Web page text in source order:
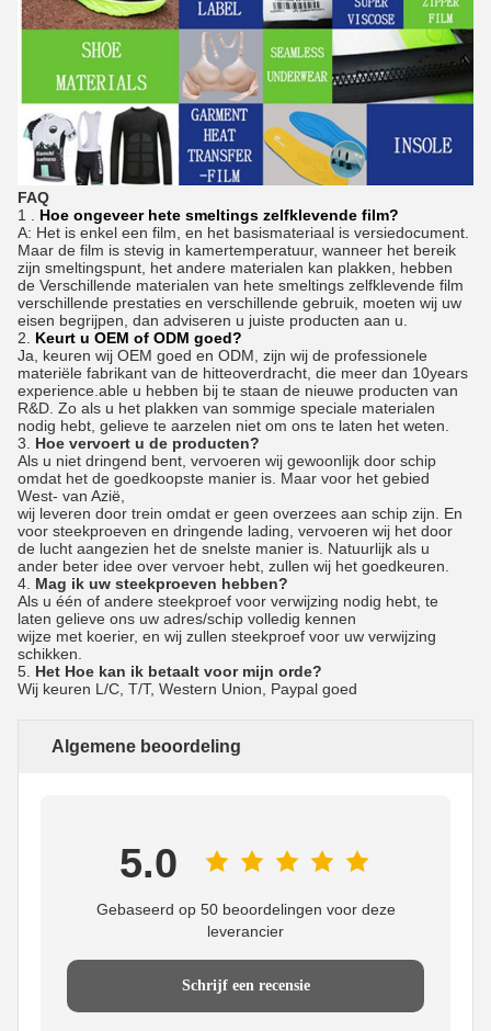
FAQ
1 . Hoe ongeveer hete smeltings zelfklevende film?
A: Het is enkel een film, en het basismateriaal is versiedocument.
Maar de film is stevig in kamertemperatuur, wanneer het bereik
zijn smeltingspunt, het andere materialen kan plakken, hebben
de Verschillende materialen van hete smeltings zelfklevende film
verschillende prestaties en verschillende gebruik, moeten wij uw
eisen begrijpen, dan adviseren u juiste producten aan u.
2. Keurt u OEM of ODM goed?
Ja, keuren wij OEM goed en ODM, zijn wij de professionele
materiële fabrikant van de hitteoverdracht, die meer dan 10years
experience.able u hebben bij te staan de nieuwe producten van
R&D. Zo als u het plakken van sommige speciale materialen
nodig hebt, gelieve te aarzelen niet om ons te laten het weten.
3. Hoe vervoert u de producten?
Als u niet dringend bent, vervoeren wij gewoonlijk door schip
omdat het de goedkoopste manier is. Maar voor het gebied
West- van Azië,
wij leveren door trein omdat er geen overzees aan schip zijn. En
voor steekproeven en dringende lading, vervoeren wij het door
de lucht aangezien het de snelste manier is. Natuurlijk als u
ander beter idee over vervoer hebt, zullen wij het goedkeuren.
4. Mag ik uw steekproeven hebben?
Als u één of andere steekproef voor verwijzing nodig hebt, te
laten gelieve ons uw adres/schip volledig kennen
wijze met koerier, en wij zullen steekproef voor uw verwijzing
schikken.
5. Het Hoe kan ik betaalt voor mijn orde?
Wij keuren L/C, T/T, Western Union, Paypal goed
Algemene beoordeling
5.0
Gebaseerd op 50 beoordelingen voor deze
leverancier
Schrijf een recensie